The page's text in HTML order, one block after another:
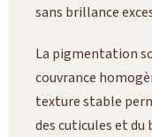
sans brillance
La pigmentation
couvrance
texture stable
des cuticules et du